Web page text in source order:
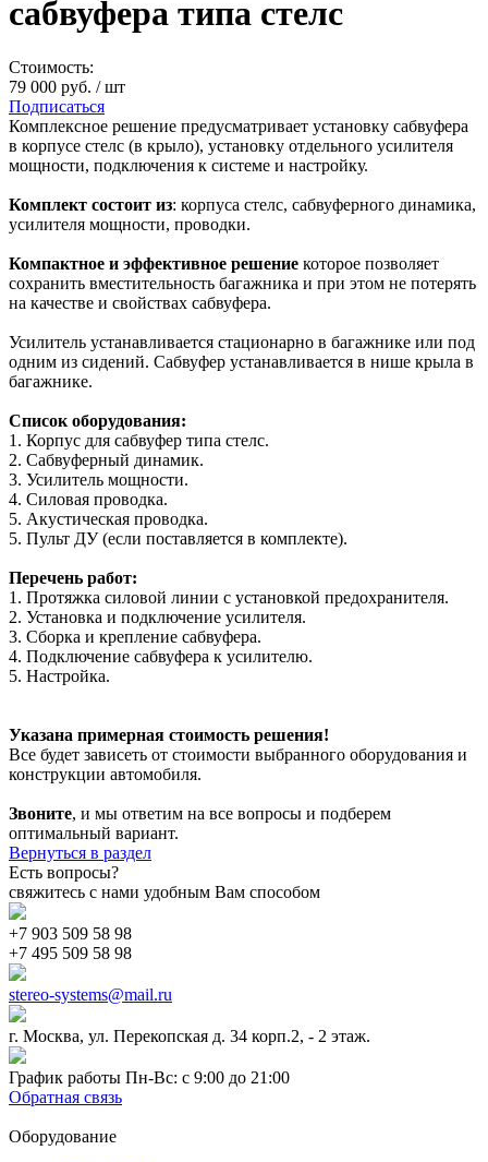
сабвуфера типа стелс
Стоимость:
79 000 руб. / шт
Подписаться
Комплексное решение предусматривает установку сабвуфера
в корпусе стелс (в крыло), установку отдельного усилителя
мощности, подключения к системе и настройку.
Комплект состоит из: корпуса стелс, сабвуферного динамика,
усилителя мощности, проводки.
Компактное и эффективное решение которое позволяет
сохранить вместительность багажника и при этом не потерять
на качестве и свойствах сабвуфера.
Усилитель устанавливается стационарно в багажнике или под
одним из сидений. Сабвуфер устанавливается в нише крыла в
багажнике.
Список оборудования:
1. Корпус для сабвуфер типа стелс.
2. Сабвуферный динамик.
3. Усилитель мощности.
4. Силовая проводка.
5. Акустическая проводка.
5. Пульт ДУ (если поставляется в комплекте).
Перечень работ:
1. Протяжка силовой линии с установкой предохранителя.
2. Установка и подключение усилителя.
3. Сборка и крепление сабвуфера.
4. Подключение сабвуфера к усилителю.
5. Настройка.
Указана примерная стоимость решения!
Все будет зависеть от стоимости выбранного оборудования и
конструкции автомобиля.
Звоните, и мы ответим на все вопросы и подберем
оптимальный вариант.
Вернуться в раздел
Есть вопросы?
свяжитесь с нами удобным Вам способом
+7 903 509 58 98
+7 495 509 58 98
stereo-systems@mail.ru
г. Москва, ул. Перекопская д. 34 корп.2, - 2 этаж.
График работы Пн-Вс: с 9:00 до 21:00
Обратная связь
Оборудование